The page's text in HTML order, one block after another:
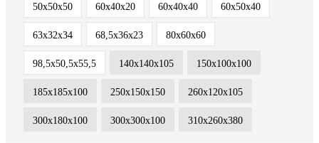
50х50х50 60х40х20 60х40х40 60х50х40
63х32х34 68,5х36х23 80х60х60
98,5x50,5x55,5 140х140х105 150х100х100
185х185х100 250x150x150 260х120х105
300x180x100 300х300х100 310х260х380